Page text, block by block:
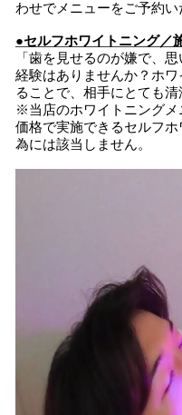
わせでメニューをご予約い
●セルフホワイトニング／
「歯を見せるのが嫌で、
経験はありませんか？ホ
ることで、相手にとても清
※当店のホワイトニングメ
価格で実施できるセルフ
為には該当しません。